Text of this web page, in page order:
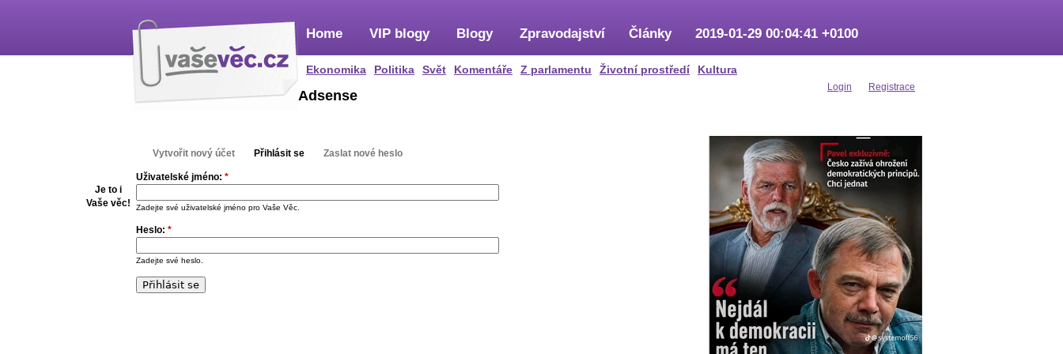
Home
Ekonomika Politika Svět Komentáře Z parlamentu Životní prostředí Kultura
VIP blogy Blogy Zpravodajství Články 2019-01-29 00:04:41 +0100
Login Registrace
Je to i
Vaše věc!
Adsense
Vytvořit nový účet Přihlásit se Zaslat nové heslo
Uživatelské jméno: *
Zadejte své uživatelské jméno pro Vaše Věc.
Heslo: *
Zadejte své heslo.